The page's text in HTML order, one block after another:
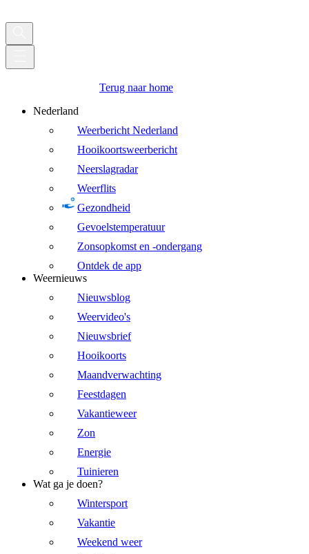
Terug naar home
Nederland
Weerbericht Nederland
Hooikoortsweerbericht
Neerslagradar
Weerflits
Gezondheid
Gevoelstemperatuur
Zonsopkomst en -ondergang
Ontdek de app
Weernieuws
Nieuwsblog
Weervideo's
Nieuwsbrief
Hooikoorts
Maandverwachting
Feestdagen
Vakantieweer
Zon
Energie
Tuinieren
Wat ga je doen?
Wintersport
Vakantie
Weekend weer